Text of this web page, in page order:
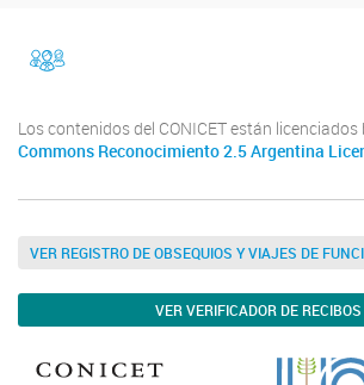
facebook
Los contenidos del CONICET están licenciados
Commons Reconocimiento 2.5 Argentina
VER REGISTRO DE OBSEQUIOS Y VIAJES DE
VER VERIFICADOR DE RECIBOS